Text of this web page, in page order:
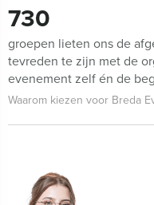
730
groepen lieten ons de
tevreden te zijn met de
evenement zelf én de
Waarom kiezen voor Breda